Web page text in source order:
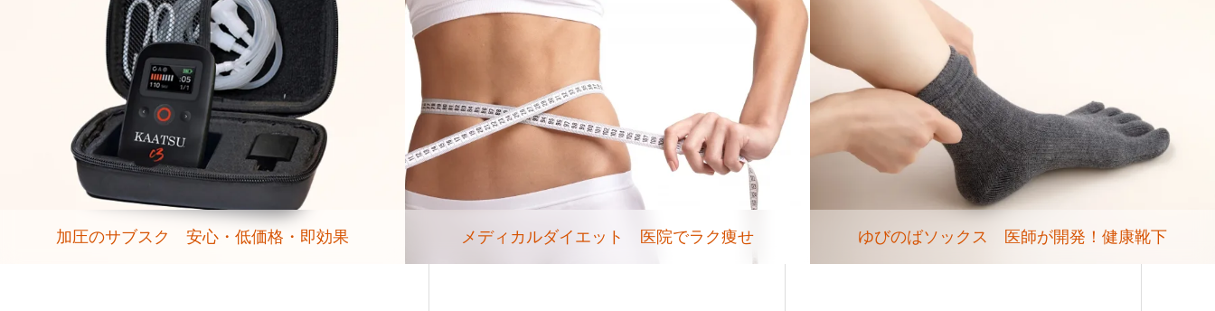
加圧のサブスク 安心・低価格・即効果 メディカルダイエット 医院でラク痩せ ゆびのばソックス 医師が開発！健康靴下